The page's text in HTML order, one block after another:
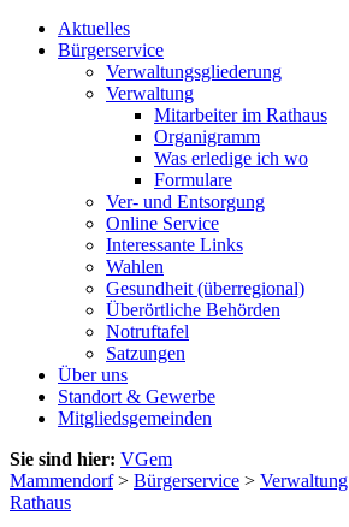
Aktuelles
Bürgerservice
Verwaltungsgliederung
Verwaltung
Mitarbeiter im Rathaus
Organigramm
Was erledige ich wo
Formulare
Ver- und Entsorgung
Online Service
Interessante Links
Wahlen
Gesundheit (überregional)
Überörtliche Behörden
Notruftafel
Satzungen
Über uns
Standort & Gewerbe
Mitgliedsgemeinden
Sie sind hier: VGem
Mammendorf> Bürgerservice > Verwaltung
Rathaus